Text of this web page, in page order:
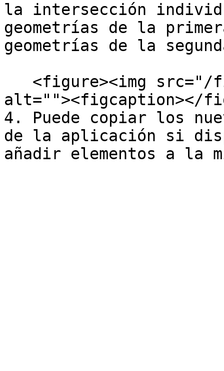
la intersección
geometrías de la
geometrías de la
alt=""><figcaption></
4. Puede copiar los
de la aplicación si